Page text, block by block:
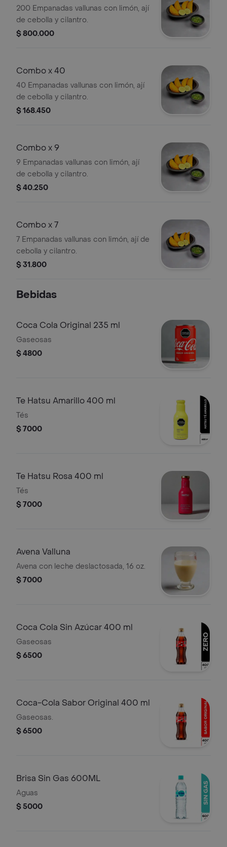
200 Empanadas vallunas con limón, ají
de cebolla y cilantro.
$ 800.000
Combo x 40
40 Empanadas vallunas con limón, ají
de cebolla y cilantro.
$ 168.450
Combo x 9
9 Empanadas vallunas con limón, ají
de cebolla y cilantro.
$ 40.250
Combo x 7
7 Empanadas vallunas con limón, ají de
cebolla y cilantro.
$ 31.800
Bebidas
Coca Cola Original 235 ml
Gaseosas
$ 4800
Te Hatsu Amarillo 400 ml
Tés
$ 7000
Te Hatsu Rosa 400 ml
Tés
$ 7000
Avena Valluna
Avena con leche deslactosada, 16 oz.
$ 7000
Coca Cola Sin Azúcar 400 ml
Gaseosas
$ 6500
Coca-Cola Sabor Original 400 ml
Gaseosas.
$ 6500
Brisa Sin Gas 600ML
Aguas
$ 5000